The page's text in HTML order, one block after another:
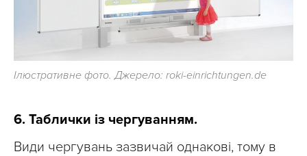
Ілюстративне фото. Джерело: roki-einrichtungen.de
6. Таблички із чергуванням.
Види чергувань зазвичай однакові, тому в